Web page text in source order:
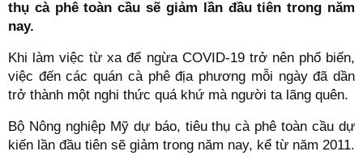
thụ cà phê toàn cầu sẽ giảm lần đầu tiên trong năm
nay.
Khi làm việc từ xa để ngừa COVID-19 trở nên phổ biến,
việc đến các quán cà phê địa phương mỗi ngày đã dần
trở thành một nghi thức quá khứ mà người ta lãng quên.
Bộ Nông nghiệp Mỹ dự báo, tiêu thụ cà phê toàn cầu dự
kiến lần đầu tiên sẽ giảm trong năm nay, kể từ năm 2011.